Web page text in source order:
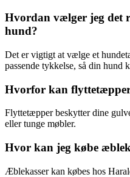
Hvordan vælger jeg det
hund?
Det er vigtigt at vælge et
passende tykkelse, så din hund
Hvorfor kan
Flyttetæpper beskytter dine
eller tunge møbler.
Hvor kan jeg købe
Æblekasser kan købes hos